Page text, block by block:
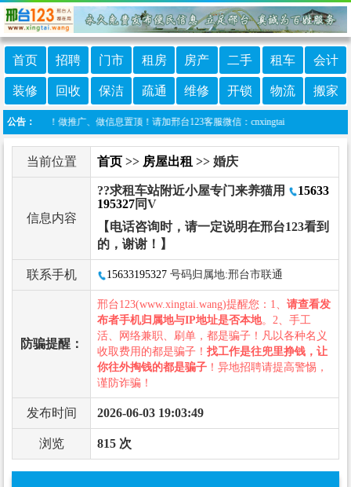
首页 招聘 门市 租房 房产 二手 租车 会计
装修 回收 保洁 疏通 维修 开锁 物流 搬家
公告：
防诈骗！做推广、做信息置顶！请加邢台123客服微信：cnxingtai
当前位置 首页 >> 房屋出租 >> 婚庆
信息内容
??求租车站附近小屋专门来养猫用
15633
195327同V
【电话咨询时，请一定说明在邢台123看到
的，谢谢！】
联系手机 15633195327 号码归属地:邢台市联通
防骗提醒：
邢台123(www.xingtai.wang)提醒您：1、 请查看发
布者手机归属地与IP地址是否本地。2、手工
活、网络兼职、刷单，都是骗子！凡以各种名义
收取费用的都是骗子！ 找工作是往兜里挣钱，让
你往外掏钱的都是骗子 ！异地招聘请提高警惕，
谨防诈骗！
发布时间 2026-06-03 19:03:49
浏览 815 次